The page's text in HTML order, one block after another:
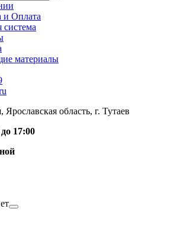
и Оплата
система
материалы
, Ярославская область, г. Тутаев
17:00